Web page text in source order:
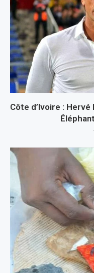
Côte d’Ivoire :